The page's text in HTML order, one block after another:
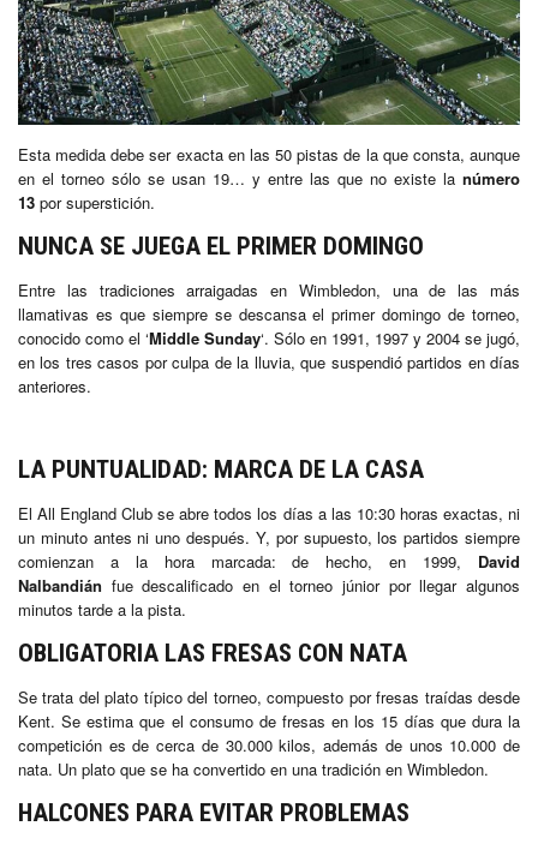
Esta medida debe ser exacta en las 50 pistas de la que consta, aunque
en el torneo sólo se usan 19… y entre las que no existe la número
13 por superstición.
NUNCA SE JUEGA EL PRIMER DOMINGO
Entre las tradiciones arraigadas en Wimbledon, una de las más
llamativas es que siempre se descansa el primer domingo de torneo,
conocido como el ‘Middle Sunday‘. Sólo en 1991, 1997 y 2004 se jugó,
en los tres casos por culpa de la lluvia, que suspendió partidos en días
anteriores.
LA PUNTUALIDAD: MARCA DE LA CASA
El All England Club se abre todos los días a las 10:30 horas exactas, ni
un minuto antes ni uno después. Y, por supuesto, los partidos siempre
comienzan a la hora marcada: de hecho, en 1999, David
Nalbandián fue descalificado en el torneo júnior por llegar algunos
minutos tarde a la pista.
OBLIGATORIA LAS FRESAS CON NATA
Se trata del plato típico del torneo, compuesto por fresas traídas desde
Kent. Se estima que el consumo de fresas en los 15 días que dura la
competición es de cerca de 30.000 kilos, además de unos 10.000 de
nata. Un plato que se ha convertido en una tradición en Wimbledon.
HALCONES PARA EVITAR PROBLEMAS